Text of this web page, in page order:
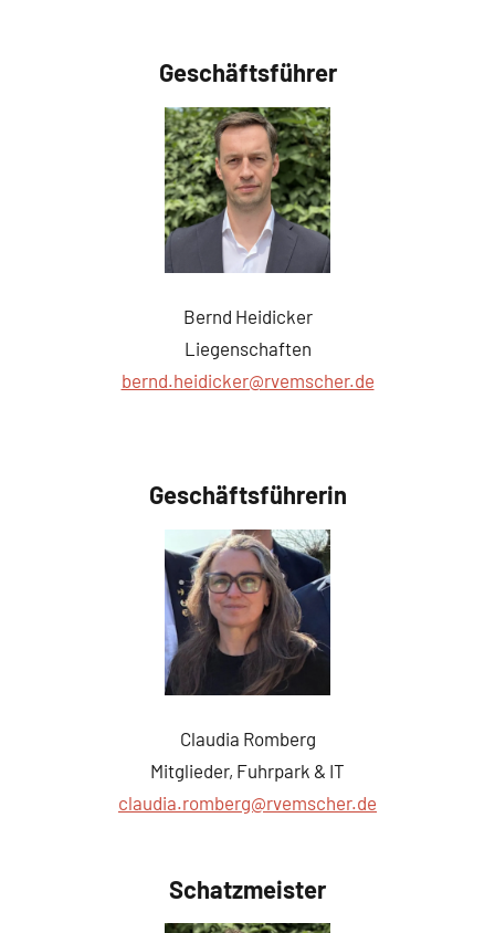
Geschäftsführer
Bernd Heidicker
Liegenschaften
bernd.heidicker@rvemscher.de
Geschäftsführerin
Claudia Romberg
Mitglieder, Fuhrpark & IT
claudia.romberg@rvemscher.de
Schatzmeister